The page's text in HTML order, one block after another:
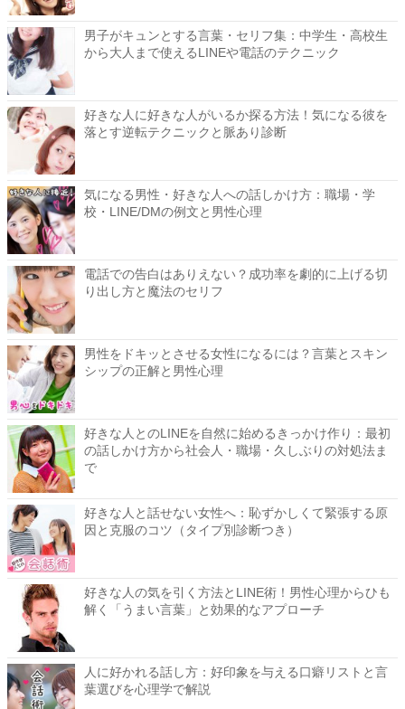
男子がキュンとする言葉・セリフ集：中学生・高校生
から大人まで使えるLINEや電話のテクニック
好きな人に好きな人がいるか探る方法！気になる彼を
落とす逆転テクニックと脈あり診断
気になる男性・好きな人への話しかけ方：職場・学
校・LINE/DMの例文と男性心理
電話での告白はありえない？成功率を劇的に上げる切
り出し方と魔法のセリフ
男性をドキッとさせる女性になるには？言葉とスキン
シップの正解と男性心理
好きな人とのLINEを自然に始めるきっかけ作り：最初
の話しかけ方から社会人・職場・久しぶりの対処法ま
で
好きな人と話せない女性へ：恥ずかしくて緊張する原
因と克服のコツ（タイプ別診断つき）
好きな人の気を引く方法とLINE術！男性心理からひも
解く「うまい言葉」と効果的なアプローチ
人に好かれる話し方：好印象を与える口癖リストと言
葉選びを心理学で解説